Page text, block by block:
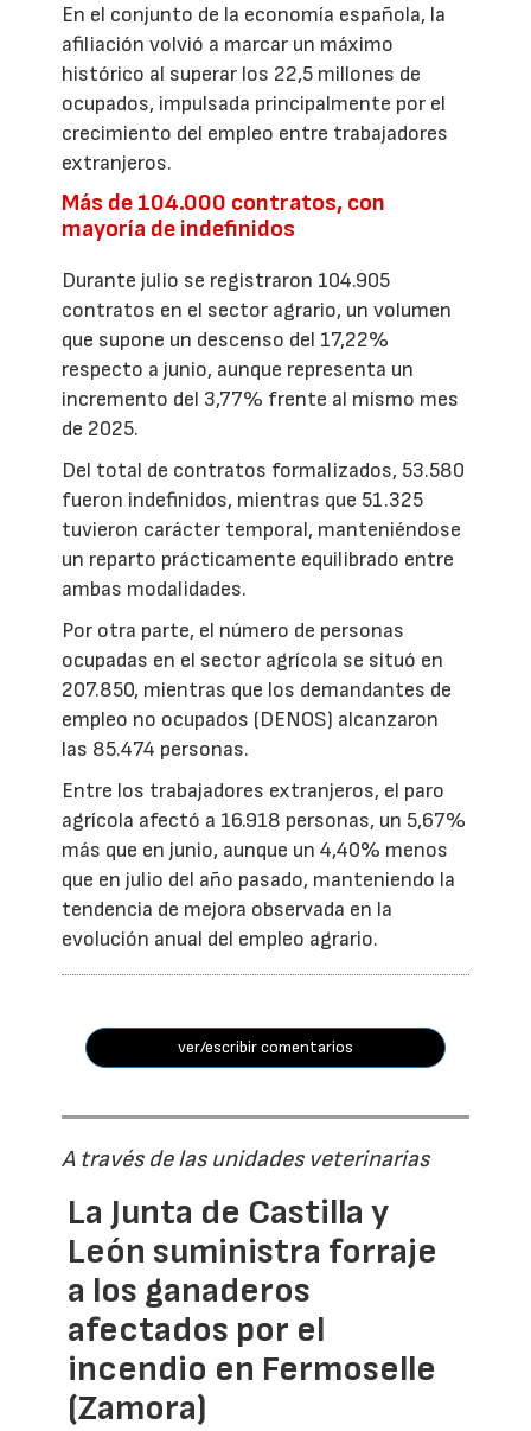
En el conjunto de la economía española, la
afiliación volvió a marcar un máximo
histórico al superar los 22,5 millones de
ocupados, impulsada principalmente por el
crecimiento del empleo entre trabajadores
extranjeros.
Más de 104.000 contratos, con
mayoría de indefinidos
Durante julio se registraron 104.905
contratos en el sector agrario, un volumen
que supone un descenso del 17,22%
respecto a junio, aunque representa un
incremento del 3,77% frente al mismo mes
de 2025.
Del total de contratos formalizados, 53.580
fueron indefinidos, mientras que 51.325
tuvieron carácter temporal, manteniéndose
un reparto prácticamente equilibrado entre
ambas modalidades.
Por otra parte, el número de personas
ocupadas en el sector agrícola se situó en
207.850, mientras que los demandantes de
empleo no ocupados (DENOS) alcanzaron
las 85.474 personas.
Entre los trabajadores extranjeros, el paro
agrícola afectó a 16.918 personas, un 5,67%
más que en junio, aunque un 4,40% menos
que en julio del año pasado, manteniendo la
tendencia de mejora observada en la
evolución anual del empleo agrario.
ver/escribir comentarios
A través de las unidades veterinarias
La Junta de Castilla y
León suministra forraje
a los ganaderos
afectados por el
incendio en Fermoselle
(Zamora)